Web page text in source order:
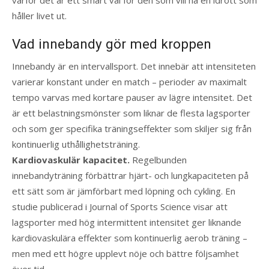
håller livet ut.
Vad innebandy gör med kroppen
Innebandy är en intervallsport. Det innebär att intensiteten
varierar konstant under en match – perioder av maximalt
tempo varvas med kortare pauser av lägre intensitet. Det
är ett belastningsmönster som liknar de flesta lagsporter
och som ger specifika träningseffekter som skiljer sig från
kontinuerlig uthållighetsträning.
Kardiovaskulär kapacitet. Regelbunden
innebandyträning förbättrar hjärt- och lungkapaciteten på
ett sätt som är jämförbart med löpning och cykling. En
studie publicerad i Journal of Sports Science visar att
lagsporter med hög intermittent intensitet ger liknande
kardiovaskulära effekter som kontinuerlig aerob träning –
men med ett högre upplevt nöje och bättre följsamhet